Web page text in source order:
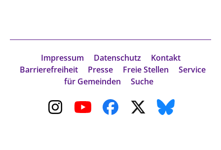
Impressum Datenschutz
Kontakt
Barrierefreiheit
Presse Freie Stellen
Service
für Gemeinden
Suche